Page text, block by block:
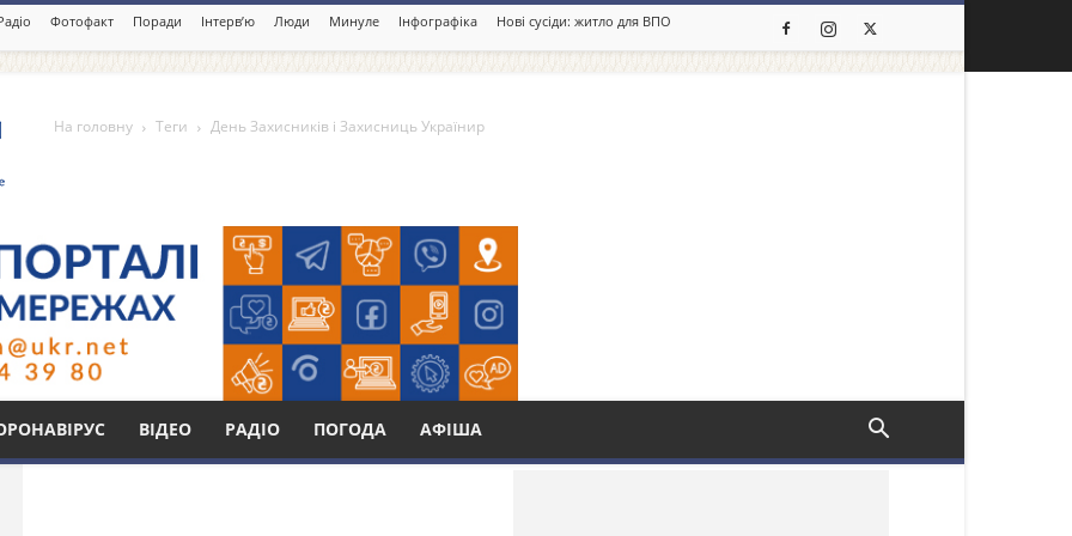
Фотофакт Поради Інтерв’ю Люди Минуле Інфографіка Нові сусіди: житло для ВПО
ВІДЕО РАДІО ПОГОДА АФІША
На головну Теги День Захисників і Захисниць Українир
і Захисниць Українир